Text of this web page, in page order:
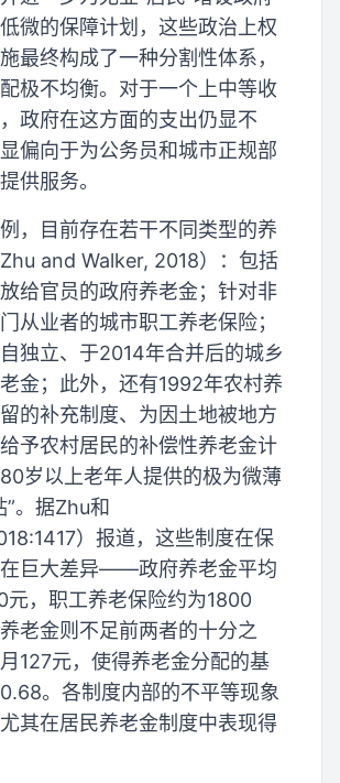
微的保障计划，这些政治上权
最终构成了一种分割性体系，
极不均衡。对于一个上中等收
政府在这方面的支出仍显不
偏向于为公务员和城市正规部
供服务。
，目前存在若干不同类型的养
and Walker, 2018）：包括
给官员的政府养老金；针对非
从业者的城市职工养老保险；
独立、于2014年合并后的城乡
金；此外，还有1992年农村养
的补充制度、为因土地被地方
予农村居民的补偿性养老金计
岁以上老年人提供的极为微薄
”。据Zhu和
）报道，这些制度在保
在巨大差异——政府养老金平均
，职工养老保险约为1800
老金则不足前两者的十分之
127元，使得养老金分配的基
。各制度内部的不平等现象
其在居民养老金制度中表现得